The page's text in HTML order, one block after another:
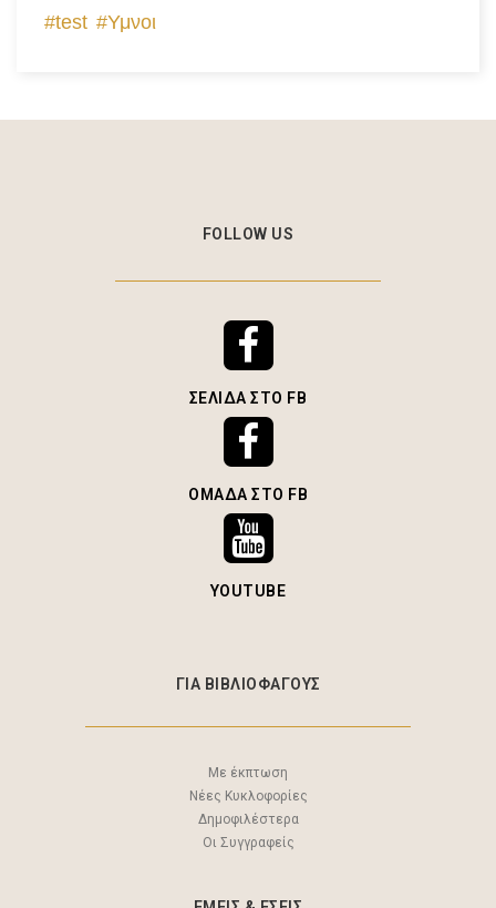
test Υμνοι
FOLLOW US
ΣΕΛΊΔΑ ΣΤΟ FB
ΟΜΆΔΑ ΣΤΟ FB
YOUTUBE
ΓΙΑ ΒΙΒΛΙΟΦΑΓΟΥΣ
Με έκπτωση
Νέες Κυκλοφορίες
Δημοφιλέστερα
Οι Συγγραφείς